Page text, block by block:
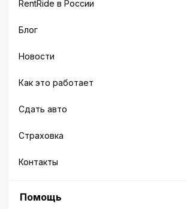
RentRide в России
Блог
Новости
Как это работает
Сдать авто
Страховка
Контакты
Помощь